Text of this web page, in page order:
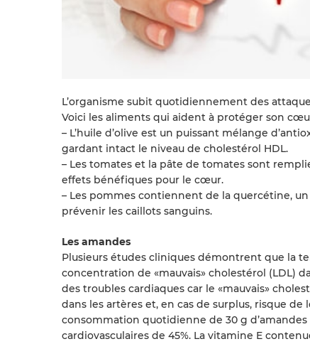
L’organisme subit quotidiennement des
Voici les aliments qui aident à protéger son
– L’huile d’olive est un puissant mélange
gardant intact le niveau de cholestérol HDL.
– Les tomates et la pâte de tomates sont
effets bénéfiques pour le cœur.
– Les pommes contiennent de la quercétine,
prévenir les caillots sanguins.
Les amandes
Plusieurs études cliniques démontrent que la
concentration de «mauvais» cholestérol (LDL)
des troubles cardiaques car le «mauvais»
dans les artères et, en cas de surplus, risque
consommation quotidienne de 30 g
cardiovasculaires de 45%. La vitamine E